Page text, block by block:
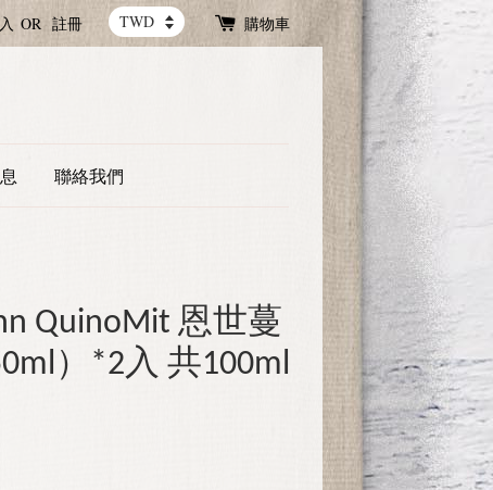
OR 註冊 購物車
聯絡我們
QuinoMit 恩世蔓
）*2入 共100ml